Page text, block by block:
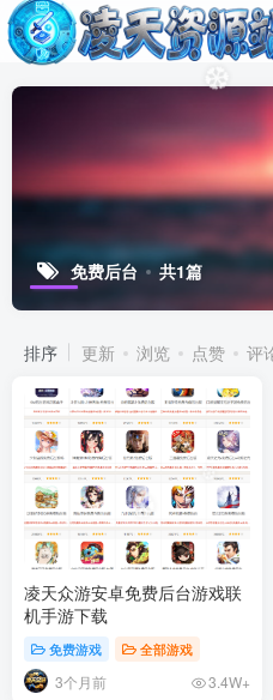
免费后台 共1篇
排序 更新 浏览 点赞 评
凌天众游安卓免费后台游戏联
机手游下载
免费游戏 全部游戏
3个月前 3.4W+
❆
❆
❄
❄
❆